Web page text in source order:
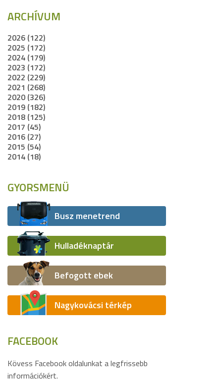
ARCHÍVUM
2026 (122)
2025 (172)
2024 (179)
2023 (172)
2022 (229)
2021 (268)
2020 (326)
2019 (182)
2018 (125)
2017 (45)
2016 (27)
2015 (54)
2014 (18)
GYORSMENÜ
Busz menetrend
Hulladéknaptár
Befogott ebek
Nagykovácsi térkép
FACEBOOK
Kövess Facebook oldalunkat a legfrissebb
információkért.